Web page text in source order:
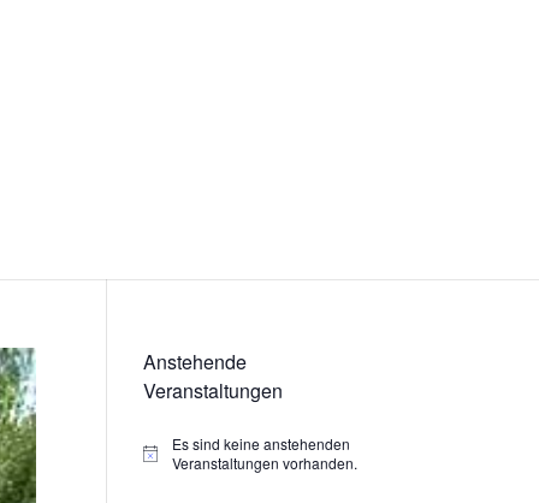
Anstehende
Veranstaltungen
Hinweis
Es sind keine anstehenden
Veranstaltungen vorhanden.